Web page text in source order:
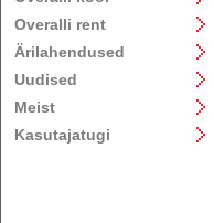
Overalli rent
Ärilahendused
Uudised
Meist
Kasutajatugi